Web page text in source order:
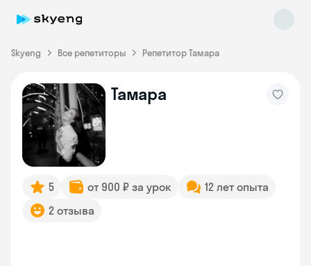
Skyeng Все репетиторы Репетитор Тамара
Тамара
5 от 900 ₽ за урок
12 лет опыта
2 отзыва
Skyeng Chat
online